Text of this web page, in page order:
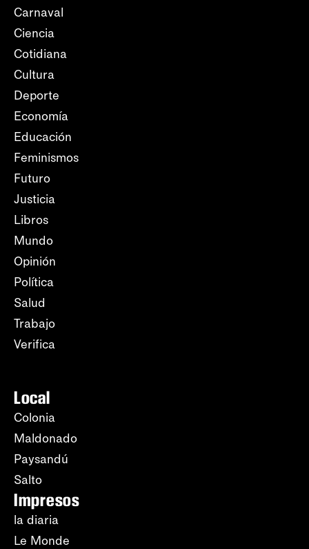
Carnaval
Ciencia
Cotidiana
Cultura
Deporte
Economía
Educación
Feminismos
Futuro
Justicia
Libros
Mundo
Opinión
Política
Salud
Trabajo
Verifica
Local
Colonia
Maldonado
Paysandú
Salto
Impresos
la diaria
Le Monde